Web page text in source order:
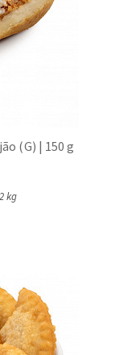
(G) | 150 g
kg